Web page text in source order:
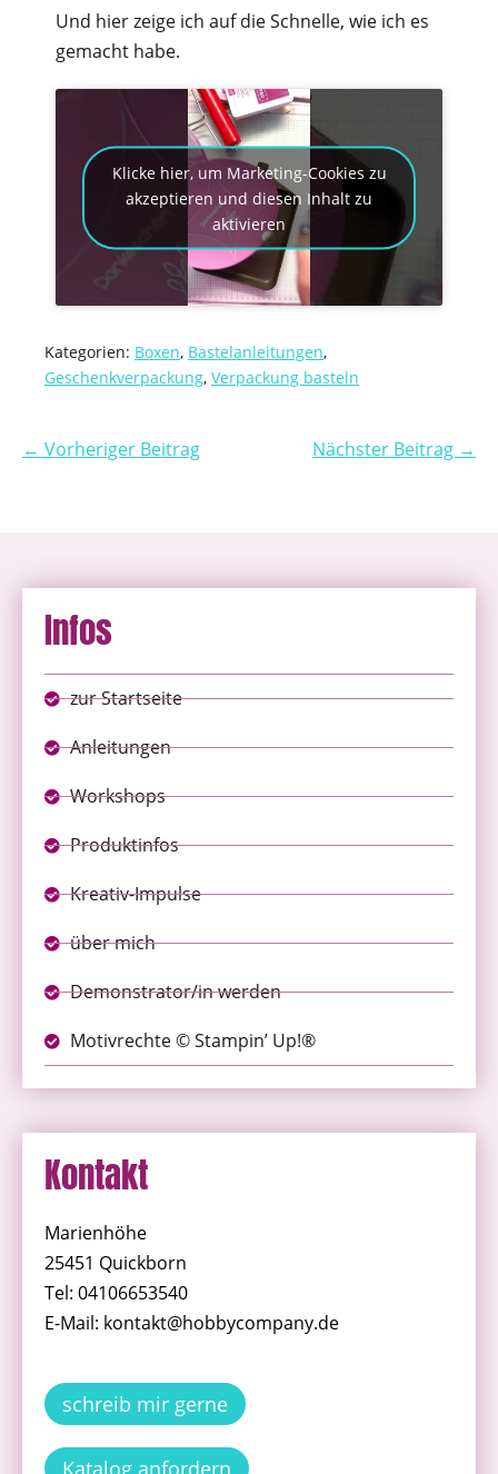
Und hier zeige ich auf die Schnelle, wie ich es
gemacht habe.
Klicke hier, um Marketing-Cookies zu
akzeptieren und diesen Inhalt zu
aktivieren
Kategorien: Boxen, Bastelanleitungen,
Geschenkverpackung, Verpackung basteln
← Vorheriger Beitrag Nächster Beitrag →
Infos
zur Startseite
Anleitungen
Workshops
Produktinfos
Kreativ-Impulse
über mich
Demonstrator/in werden
Motivrechte © Stampin’ Up!®
Kontakt
Marienhöhe
25451 Quickborn
Tel: 04106653540
E-Mail: kontakt@hobbycompany.de
schreib mir gerne